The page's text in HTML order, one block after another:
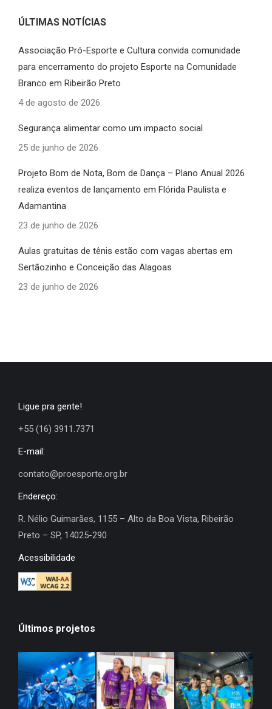
ÚLTIMAS NOTÍCIAS
Associação Pró-Esporte e Cultura convida comunidade
para encerramento do projeto Esporte na Comunidade
Branco em Ribeirão Preto
4 de agosto de 2026
Segurança alimentar como um impacto social
25 de junho de 2026
Projeto Bom de Nota, Bom de Dança – Plano Anual 2026
realiza eventos de lançamento em Flórida Paulista e
Adamantina
23 de junho de 2026
Aulas gratuitas de tênis estão com vagas abertas em
Sertãozinho e Conceição das Alagoas
23 de junho de 2026
Ligue pra gente!
+55 (16) 3911.7371
E-mail:
contato@proesporte.org.br
Endereço:
R. Nélio Guimarães, 1155 – Alto da Boa Vista, Ribeirão
Preto – SP, 14025-290
Acessibilidade
Últimos projetos